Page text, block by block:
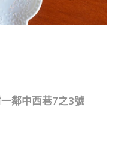
鄰中西巷7之3號